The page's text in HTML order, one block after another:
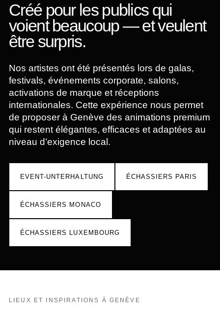
Créé pour les publics qui
voient beaucoup — et veulent
être surpris.
Nos artistes ont été présentés lors de galas,
festivals, événements corporate, salons,
activations de marque et réceptions
internationales. Cette expérience nous permet
de proposer à Genève des animations premium
qui restent élégantes, efficaces et adaptées au
niveau d’exigence local.
EVENT-UNTERHALTUNG ÉCHASSIERS PARIS
ÉCHASSIERS MONACO
ÉCHASSIERS LUXEMBOURG
LIEUX ET INSPIRATIONS À GENÈVE